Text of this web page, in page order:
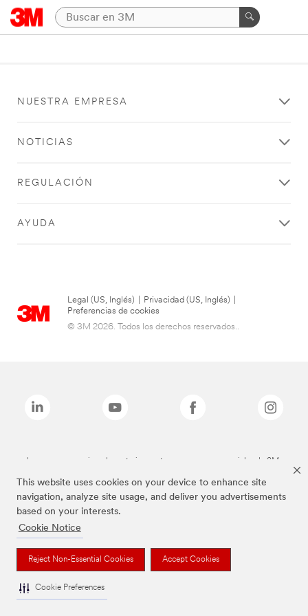
This website uses cookies on your device to enhance site
navigation, analyze site usage, and deliver you advertisements
based on your interests.
Cookie Notice
Reject Non-Essential Cookies Accept Cookies
Cookie Preferences
NUESTRA EMPRESA
NOTICIAS
REGULACIÓN
AYUDA
Legal (US, Inglés) Privacidad (US, Inglés)
Preferencias de cookies
© 3M 2026. Todos los derechos reservados..
Las marcas mencionadas anteriormente son marcas comerciales de 3M.